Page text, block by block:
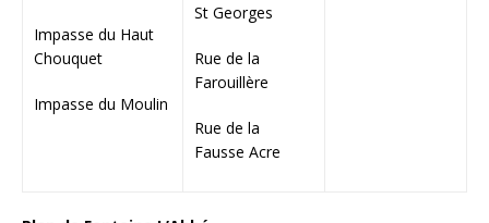
Impasse du Haut
Chouquet
Impasse du Moulin
St Georges
Rue de la
Farouillère
Rue de la
Fausse Acre